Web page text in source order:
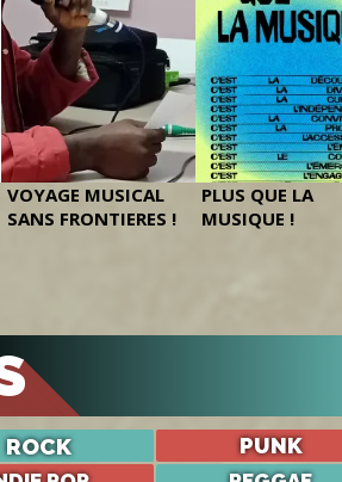
VOYAGE MUSICAL
SANS FRONTIERES !
PLUS QUE LA
MUSIQUE !
ROCK
PUNK